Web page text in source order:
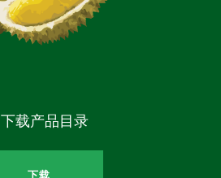
下载产品目录
下载